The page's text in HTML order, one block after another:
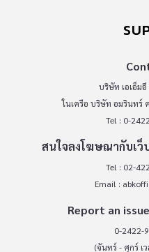
บริษัท เอเอ็ม
ในเครือ บริษัท อมรินทร์
Tel : 0-
สนใจลงโฆษณากับเว็
Tel : 02-
Email :
Report an
0-2422-
(จันทร์ - ศุกร์ เ